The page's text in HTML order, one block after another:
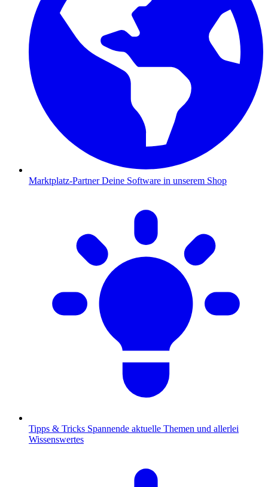
Marktplatz-Partner Deine Software in unserem Shop
Tipps & Tricks Spannende aktuelle Themen und allerlei
Wissenswertes